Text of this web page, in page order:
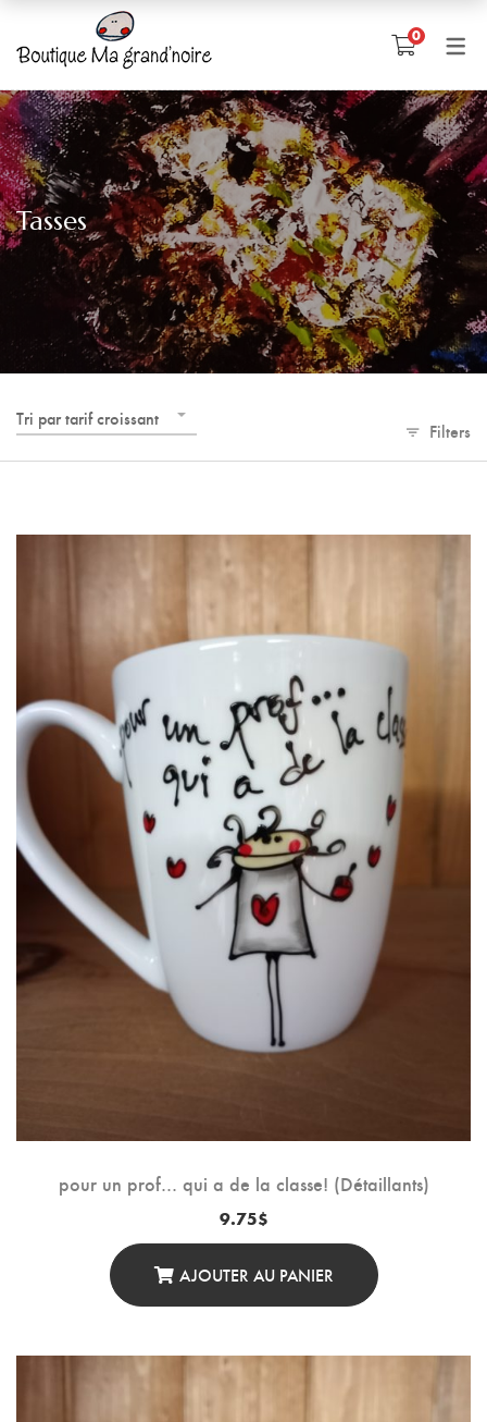
0
Tasses
Tri par tarif croissant
Filters
pour un prof… qui a de la classe! (Détaillants)
9.75$
AJOUTER AU PANIER